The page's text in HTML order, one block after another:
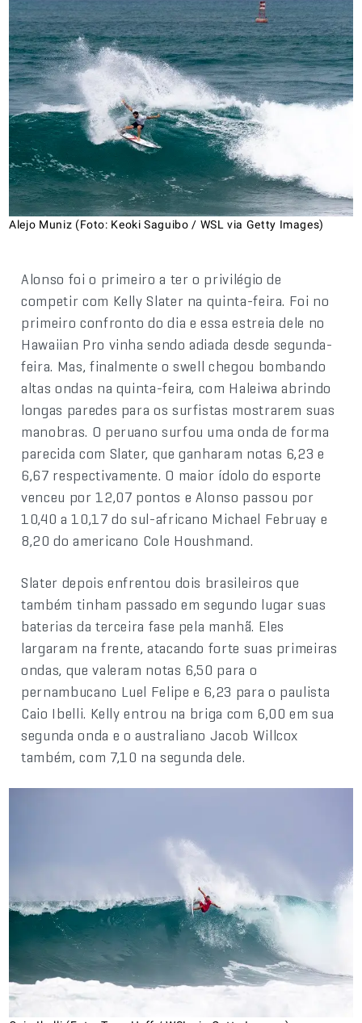
Alejo Muniz (Foto: Keoki Saguibo / WSL via Getty Images)
Alonso foi o primeiro a ter o privilégio de
competir com Kelly Slater na quinta-feira. Foi no
primeiro confronto do dia e essa estreia dele no
Hawaiian Pro vinha sendo adiada desde segunda-
feira. Mas, finalmente o swell chegou bombando
altas ondas na quinta-feira, com Haleiwa abrindo
longas paredes para os surfistas mostrarem suas
manobras. O peruano surfou uma onda de forma
parecida com Slater, que ganharam notas 6,23 e
6,67 respectivamente. O maior ídolo do esporte
venceu por 12,07 pontos e Alonso passou por
10,40 a 10,17 do sul-africano Michael Februay e
8,20 do americano Cole Houshmand.
Slater depois enfrentou dois brasileiros que
também tinham passado em segundo lugar suas
baterias da terceira fase pela manhã. Eles
largaram na frente, atacando forte suas primeiras
ondas, que valeram notas 6,50 para o
pernambucano Luel Felipe e 6,23 para o paulista
Caio Ibelli. Kelly entrou na briga com 6,00 em sua
segunda onda e o australiano Jacob Willcox
também, com 7,10 na segunda dele.